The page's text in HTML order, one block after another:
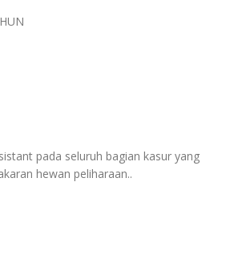
pada seluruh bagian kasur yang
hewan peliharaan..